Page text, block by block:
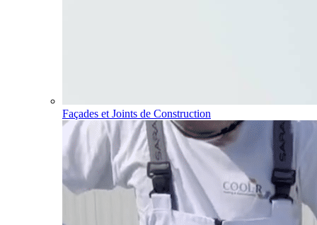
Façades et Joints de Construction